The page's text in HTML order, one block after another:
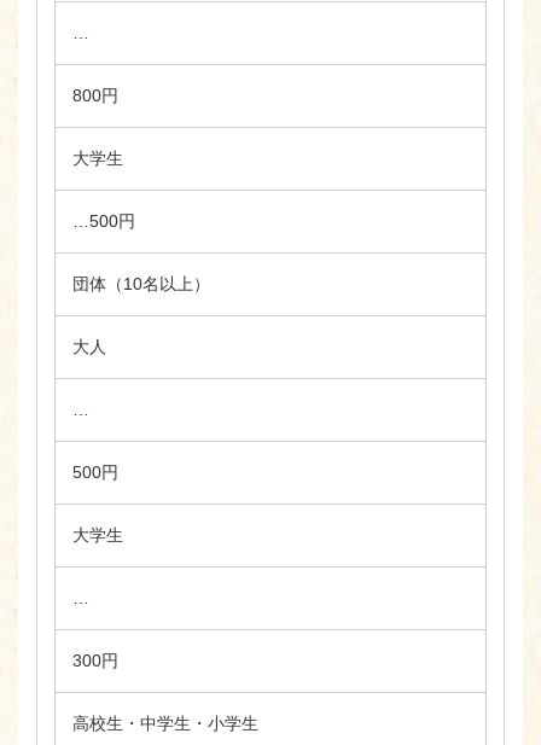
…
800円
大学生
…500円
団体（10名以上）
大人
…
500円
大学生
…
300円
高校生・中学生・小学生